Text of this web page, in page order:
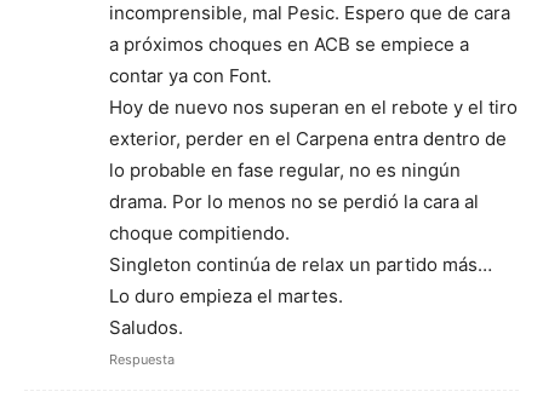
incomprensible, mal Pesic. Espero que de cara
a próximos choques en ACB se empiece a
contar ya con Font.
Hoy de nuevo nos superan en el rebote y el tiro
exterior, perder en el Carpena entra dentro de
lo probable en fase regular, no es ningún
drama. Por lo menos no se perdió la cara al
choque compitiendo.
Singleton continúa de relax un partido más…
Lo duro empieza el martes.
Saludos.
Respuesta